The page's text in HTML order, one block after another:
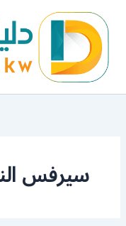
المحتوى
سيرفس